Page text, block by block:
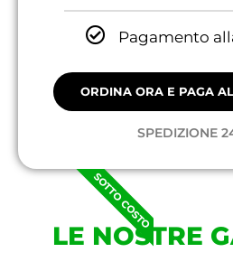
Pagamento
ORDINA ORA E PAGA
SPEDIZIONE
SOTTO COSTO
LE NOSTRE